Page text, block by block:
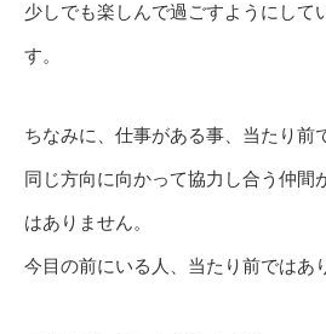
少しでも楽しんで過ごすようにして
す。
ちなみに、仕事がある事、当たり前
同じ方向に向かって協力し合う仲間
はありません。
今目の前にいる人、当たり前ではあ